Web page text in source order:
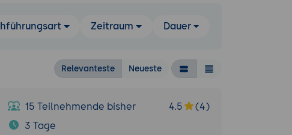
Zeitraum Dauer
Relevanteste Neueste
15 Teilnehmende bisher 4.5
(4)
3 Tage